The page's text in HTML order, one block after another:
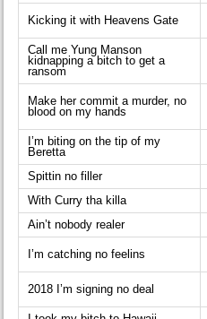
Kicking it with Heavens Gate
Call me Yung Manson
kidnapping a bitch to get a
ransom
Make her commit a murder, no
blood on my hands
I’m biting on the tip of my
Beretta
Spittin no filler
With Curry tha killa
Ain’t nobody realer
I’m catching no feelins
2018 I’m signing no deal